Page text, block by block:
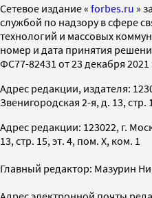
Cетевое издание « forbes.ru »
службой по надзору в сфере
технологий и массовых
номер и дата принятия
ФС77-82431 от 23 декабря 2021
Адрес редакции, издателя:
Звенигородская 2-я, д. 13, стр.
Адрес редакции: 123022, г.
13, стр. 15, эт. 4, пом. X, ком. 1
Главный редактор: Мазурин